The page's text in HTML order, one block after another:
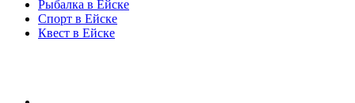
Рыбалка в Ейске
Спорт в Ейске
Квест в Ейске